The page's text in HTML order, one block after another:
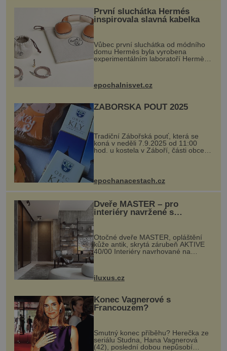
První sluchátka Hermés
inspirovala slavná kabelka
Vůbec první sluchátka od módního
domu Hermès byla vyrobena
experimentálním laboratoří Hermès
kovový...
epochalnisvet.cz
ZÁBOŘSKÁ POUŤ 2025
Tradiční Zábořská pouť, která se
koná v neděli 7.9.2025 od 11:00
hod. u kostela v Záboří, části obce
Kly u Mělníka. V programu naleznete
komentovanou prohlídku kostela,
epochanacestach.cz
Dveře MASTER – pro
interiéry navržené s
rozumem i vášní!
Otočné dveře MASTER, opláštění
kůže antik, skrytá zárubeň AKTIVE
40/00 Interiéry navrhované na
zakázku často vyžadují atypické
rozměry nejen nábytku, ale i
dnes umož...
iluxus.cz
Konec Vagnerové s
Francouzem?
Smutný konec příběhu? Herečka ze
seriálu Studna, Hana Vagnerová
(42), poslední dobou nepůsobí